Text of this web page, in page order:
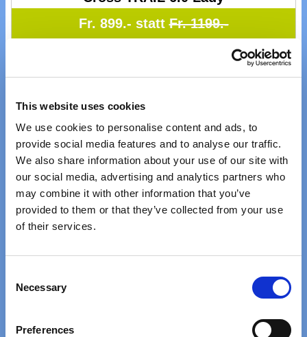
This website uses cookies
We use cookies to personalise content and ads, to
provide social media features and to analyse our traffic.
We also share information about your use of our site with
our social media, advertising and analytics partners who
may combine it with other information that you’ve
provided to them or that they’ve collected from your use
of their services.
Selection
Necessary
Preferences
Fr. 899.- stattFr. 1199.-
43%
Flyer Uproc EVO:X 8.70
Fr. 3999.- stattFr. 6999.-